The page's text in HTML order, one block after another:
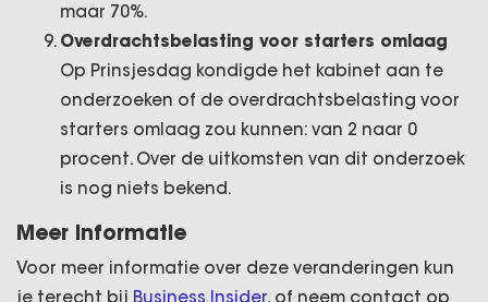
maar 70%.
Overdrachtsbelasting voor starters omlaag
Op Prinsjesdag kondigde het kabinet aan te
onderzoeken of de overdrachtsbelasting voor
starters omlaag zou kunnen: van 2 naar 0
procent. Over de uitkomsten van dit onderzoek
is nog niets bekend.
Meer informatie
Voor meer informatie over deze veranderingen kun
je terecht bij Business Insider, of neem contact op